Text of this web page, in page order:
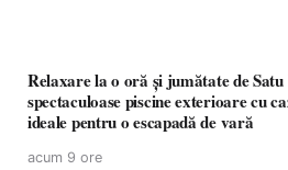
Relaxare la o oră și jumătate de
spectaculoase piscine exterioare cu
ideale pentru o escapadă de vară
acum 9 ore